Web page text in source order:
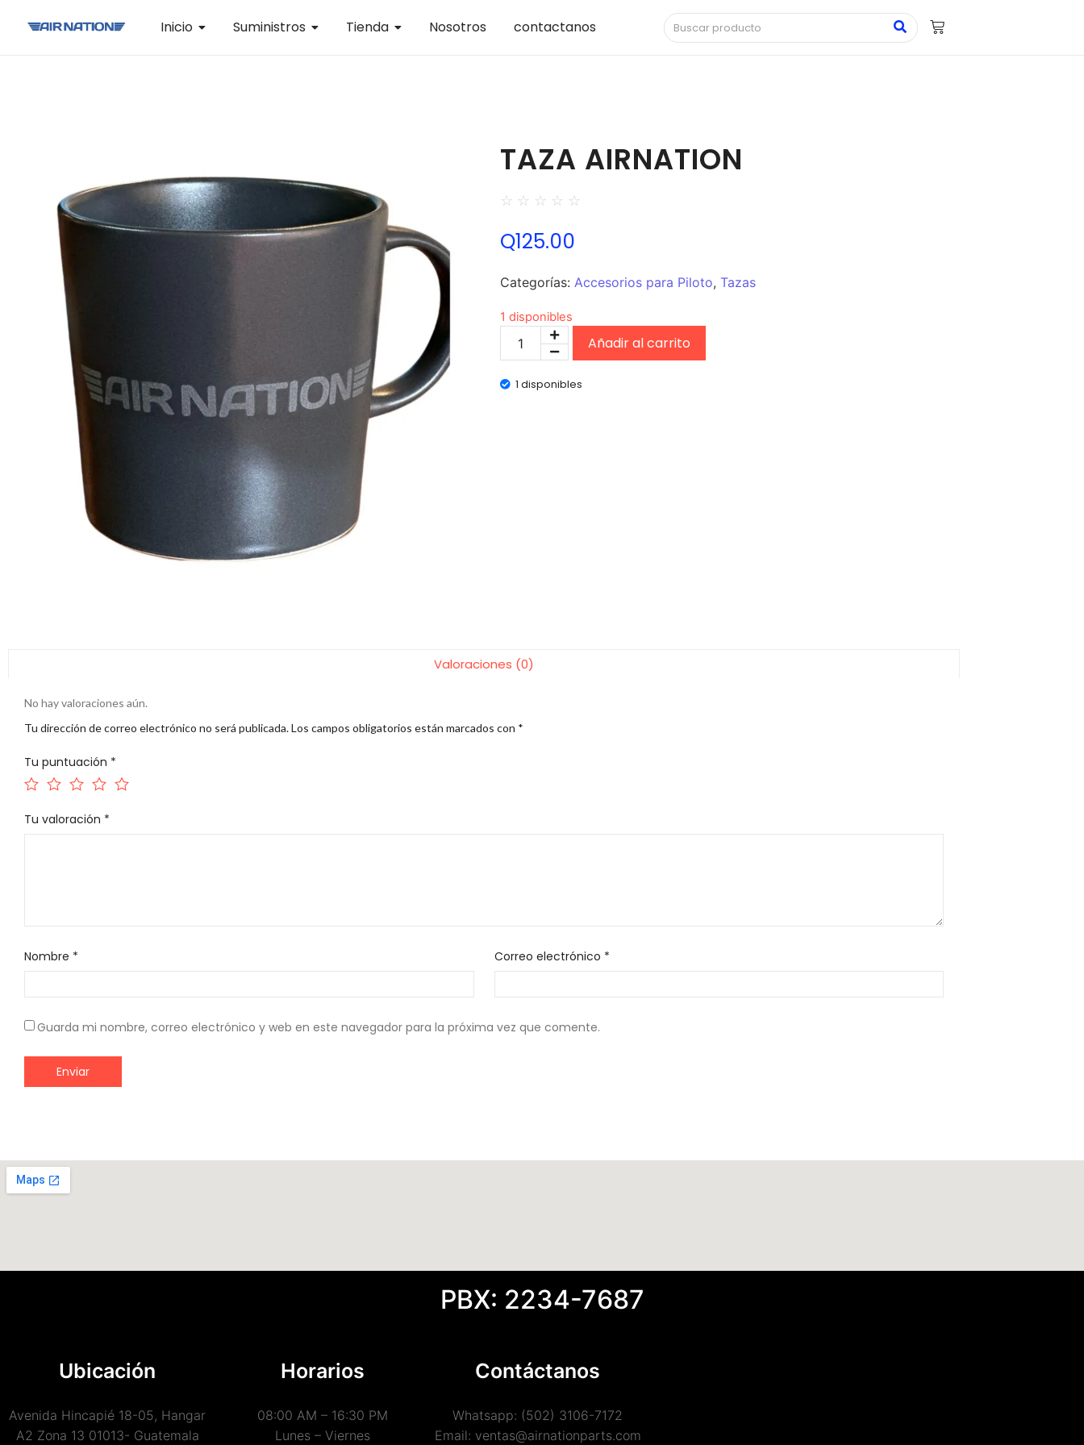
Inicio Suministros Tienda Nosotros contactanos
TAZA AIRNATION
☆ ☆ ☆ ☆ ☆
Q125.00
Categorías: Accesorios para Piloto, Tazas
1 disponibles
Añadir al carrito
1 disponibles
Valoraciones (0)
No hay valoraciones aún.
Tu dirección de correo electrónico no será publicada.Los campos obligatorios están marcados con *
Tu puntuación *
Tu valoración *
Nombre * Correo electrónico *
Guarda mi nombre, correo electrónico y web en este navegador para la próxima vez que comente.
PBX: 2234-7687
Ubicación
Avenida Hincapié 18-05, Hangar
A2 Zona 13 01013- Guatemala
Horarios
08:00 AM – 16:30 PM
Lunes – Viernes
Contáctanos
Whatsapp: (502) 3106-7172
Email: ventas@airnationparts.com